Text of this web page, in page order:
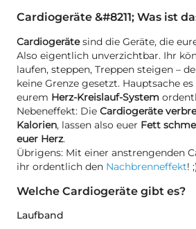
Cardiogeräte &#8211; Was ist
Cardiogerätesind die Geräte, die
Also eigentlich unverzichtbar. Ihr
laufen, steppen, Treppen steigen –
keine Grenze gesetzt. Hauptsache
eurem Herz-Kreislauf-System
Nebeneffekt: Die Cardiogeräte
Kalorien, lassen also euer Fett
euer Herz.
Übrigens: Mit einer anstrengenden
ihr ordentlich den Nachbrenneffekt!
Welche Cardiogeräte gibt es?
Laufband